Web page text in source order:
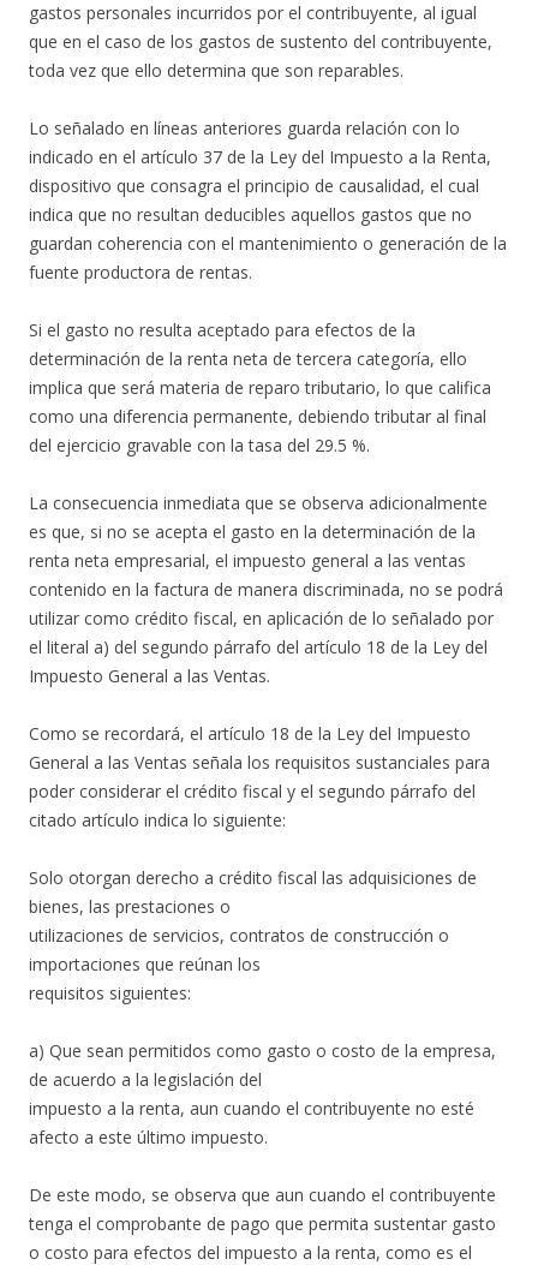
gastos personales incurridos por el contribuyente, al igual
que en el caso de los gastos de sustento del contribuyente,
toda vez que ello determina que son reparables.
Lo señalado en líneas anteriores guarda relación con lo
indicado en el artículo 37 de la Ley del Impuesto a la Renta,
dispositivo que consagra el principio de causalidad, el cual
indica que no resultan deducibles aquellos gastos que no
guardan coherencia con el mantenimiento o generación de la
fuente productora de rentas.
Si el gasto no resulta aceptado para efectos de la
determinación de la renta neta de tercera categoría, ello
implica que será materia de reparo tributario, lo que califica
como una diferencia permanente, debiendo tributar al final
del ejercicio gravable con la tasa del 29.5 %.
La consecuencia inmediata que se observa adicionalmente
es que, si no se acepta el gasto en la determinación de la
renta neta empresarial, el impuesto general a las ventas
contenido en la factura de manera discriminada, no se podrá
utilizar como crédito fiscal, en aplicación de lo señalado por
el literal a) del segundo párrafo del artículo 18 de la Ley del
Impuesto General a las Ventas.
Como se recordará, el artículo 18 de la Ley del Impuesto
General a las Ventas señala los requisitos sustanciales para
poder considerar el crédito fiscal y el segundo párrafo del
citado artículo indica lo siguiente:
Solo otorgan derecho a crédito fiscal las adquisiciones de
bienes, las prestaciones o
utilizaciones de servicios, contratos de construcción o
importaciones que reúnan los
requisitos siguientes:
a) Que sean permitidos como gasto o costo de la empresa,
de acuerdo a la legislación del
impuesto a la renta, aun cuando el contribuyente no esté
afecto a este último impuesto.
De este modo, se observa que aun cuando el contribuyente
tenga el comprobante de pago que permita sustentar gasto
o costo para efectos del impuesto a la renta, como es el